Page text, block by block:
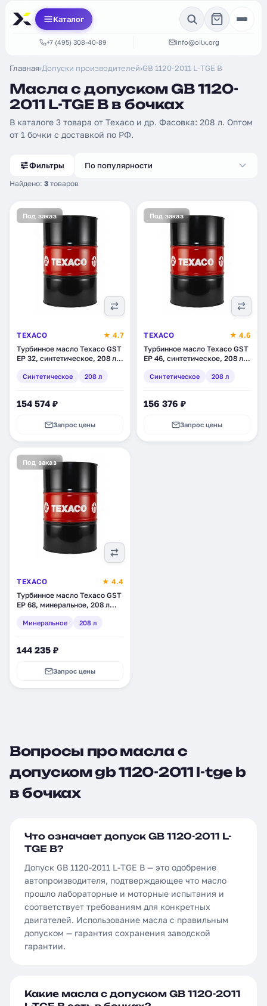
Каталог
+7 (495) 308-40-89 info@oilx.org
Главная›Допуски производителей›GB 1120-2011 L-TGE B
Масла с допуском GB 1120-
2011 L-TGE B в бочках
В каталоге 3 товара от Texaco и др. Фасовка: 208 л. Оптом
от 1 бочки с доставкой по РФ.
Фильтры
Найдено: 3 товаров
По популярности
Под заказ
TEXACO
★ 4.7
Турбинное масло Texaco GST
EP 32, синтетическое, 208 л
Синтетическое 208 л
154 574 ₽
Запрос цены
Под заказ
TEXACO
★ 4.6
Турбинное масло Texaco GST
EP 46, синтетическое, 208 л
Синтетическое 208 л
156 376 ₽
Запрос цены
Под заказ
TEXACO
★ 4.4
Турбинное масло Texaco GST
EP 68, минеральное, 208 л
Минеральное 208 л
144 235 ₽
Запрос цены
Вопросы про масла с
допуском gb 1120-2011 l-tge b
в бочках
Что означает допуск GB 1120-2011 L-
TGE B?
Допуск GB 1120-2011 L-TGE B — это одобрение
автопроизводителя, подтверждающее что масло
прошло лабораторные и моторные испытания и
соответствует требованиям для конкретных
двигателей. Использование масла с правильным
допуском — гарантия сохранения заводской
гарантии.
Какие масла с допуском GB 1120-2011